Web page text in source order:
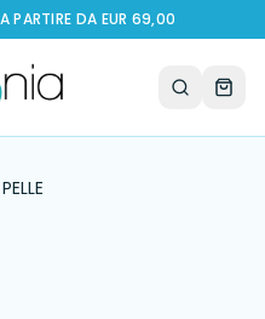
PARTIRE DA EUR 69,00